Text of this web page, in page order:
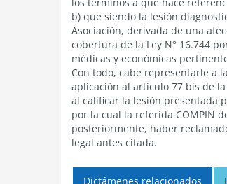
b) que siendo la lesión
Asociación, derivada de una
cobertura de la Ley N° 16.744
médicas y económicas
Con todo, cabe representarle a
aplicación al artículo 77 bis de
al calificar la lesión presentada
por la cual la referida COMPIN
posteriormente, haber
legal antes citada.
Dictámenes relacionados